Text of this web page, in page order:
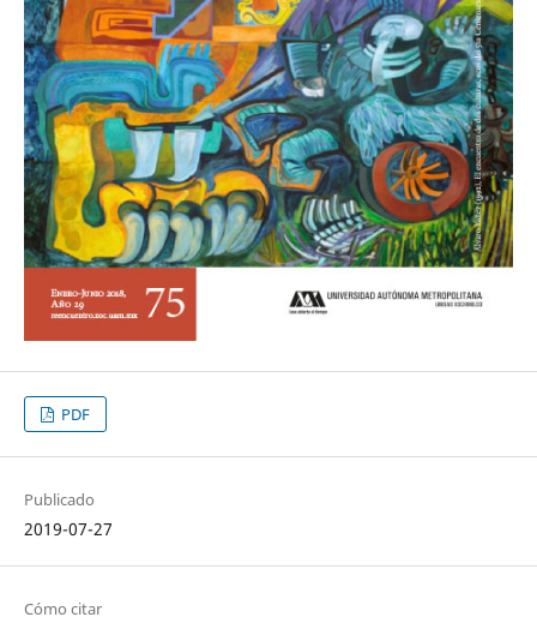
PDF
Publicado
2019-07-27
Cómo citar